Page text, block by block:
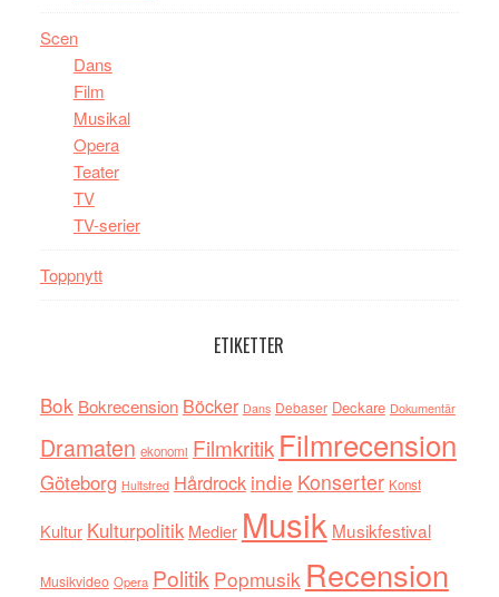
Scen
Dans
Film
Musikal
Opera
Teater
TV
TV-serier
Toppnytt
ETIKETTER
Bok Bokrecension Böcker Dans Debaser Deckare Dokumentär
Dramaten ekonomi Filmkritik Filmrecension
Göteborg Hultsfred Hårdrock indie Konserter Konst
Kultur Kulturpolitik Medier Musik Musikfestival
Musikvideo Opera Politik Popmusik Recension